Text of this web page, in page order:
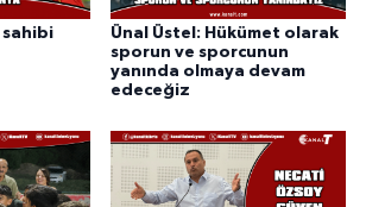
sahibi
Ünal Üstel: Hükümet olarak
sporun ve sporcunun
yanında olmaya devam
edeceğiz